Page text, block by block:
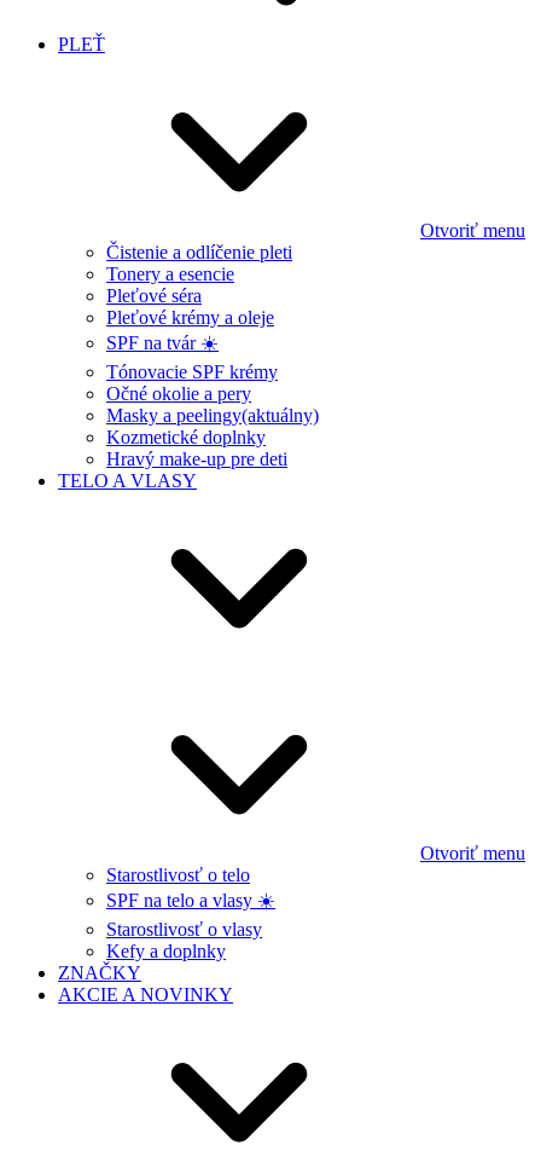
PLEŤ
Otvoriť menu
Čistenie a odlíčenie pleti
Tonery a esencie
Pleťové séra
Pleťové krémy a oleje
SPF na tvár ☀️
Tónovacie SPF krémy
Očné okolie a pery
Masky a peelingy(aktuálny)
Kozmetické doplnky
Hravý make-up pre deti
TELO A VLASY
Otvoriť menu
Starostlivosť o telo
SPF na telo a vlasy ☀️
Starostlivosť o vlasy
Kefy a doplnky
ZNAČKY
AKCIE A NOVINKY